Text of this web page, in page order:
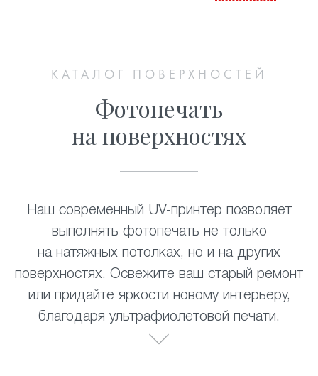
КАТАЛОГ ПОВЕРХНОСТЕЙ
Фотопечать
на поверхностях
Наш современный UV-принтер позволяет
выполнять фотопечать не только
на натяжных потолках, но и на других
поверхностях. Освежите ваш старый ремонт
или придайте яркости новому интерьеру,
благодаря ультрафиолетовой печати.